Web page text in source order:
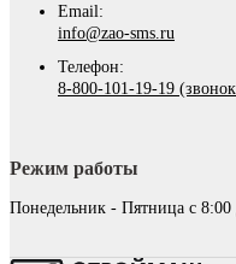
Email:
info@zao-sms.ru
Телефон:
8-800-101-19-19
Режим работы
Понедельник - Пятница с 8:00